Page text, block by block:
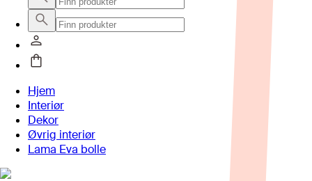
Hjem
Interiør
Dekor
Øvrig interiør
Lama Eva bolle